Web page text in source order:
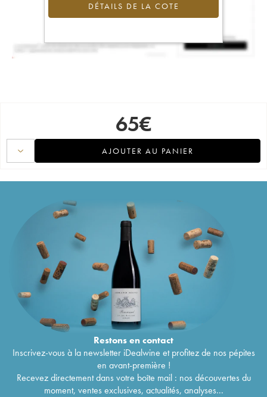
DÉTAILS DE LA COTE
65€
AJOUTER AU PANIER
Restons encontact
Inscrivez-vous à la newsletter iDealwine et profitez de nos pépites
en avant-première !
Recevez directement dans votre boîte mail : nos découvertes du
moment, ventes exclusives, actualités, analyses...